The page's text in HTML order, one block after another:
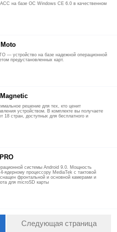
на базе ОС Windows CE 6.0 в качественном
— устройство на базе надежной операционной
предустановленных карт.
решение для тех, кто ценит
устройством. В комплекте вы получаете
18 стран, доступных для бесплатного и
системы Android 9.0. Мощность
ядерному процессору MediaTek с тактовой
фронтальной и основной камерами и
для microSD карты
Следующая страница